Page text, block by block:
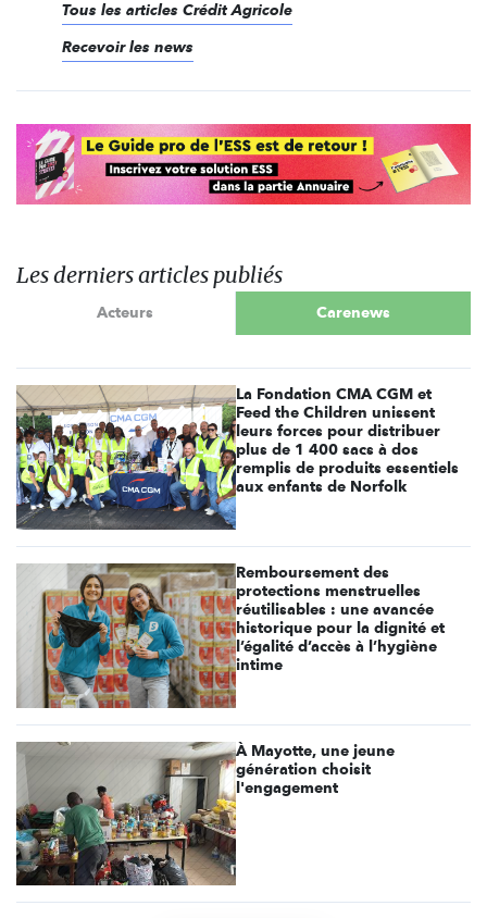
Tous les articles Crédit Agricole
Recevoir les news
Les derniers articles publiés
Acteurs Carenews
La Fondation CMA CGM et
Feed the Children unissent
leurs forces pour distribuer
plus de 1 400 sacs à dos
remplis de produits essentiels
aux enfants de Norfolk
Remboursement des
protections menstruelles
réutilisables : une avancée
historique pour la dignité et
l’égalité d’accès à l’hygiène
intime
À Mayotte, une jeune
génération choisit
l'engagement